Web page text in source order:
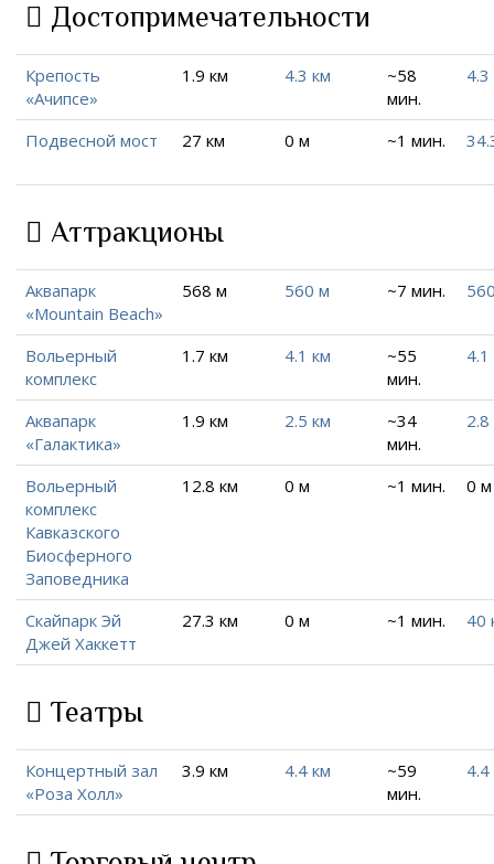
Достопримечательности
Крепость
«Ачипсе»
1.9 км 4.3 км
~58
мин.
Подвесной мост 27 км 0 м ~1 мин.
Аттракционы
Аквапарк
«Mountain Beach»
568 м 560 м ~7 мин.
Вольерный
комплекс
1.7 км 4.1 км
~55
мин.
Аквапарк
«Галактика»
1.9 км 2.5 км
~34
мин.
Вольерный
комплекс
Кавказского
Биосферного
Заповедника
12.8 км 0 м ~1 мин. 0 м
Скайпарк Эй
Джей Хаккетт
27.3 км 0 м ~1 мин. 40
Театры
Концертный зал
«Роза Холл»
3.9 км 4.4 км
~59
мин.